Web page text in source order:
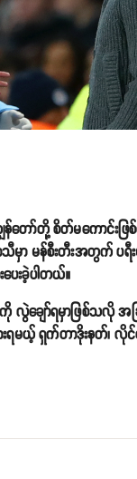
ာ်တို့ စိတ်မကောင်းဖြ
မန်စီးတီးအတွက် ပရီးမီ
ေးခဲ့ပါတယ်။
ော်ရမှာဖြစ်သလို အခြ
မယ့် ရှက်တာဒိုးနတ်၊ လို